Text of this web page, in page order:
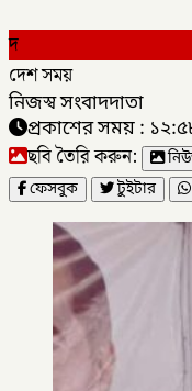
দ
দেশ সময়
নিজস্ব সংবাদদাতা
প্রকাশের সময় :
ছবি তৈরি করুন:
ফেসবুক
টুইটার